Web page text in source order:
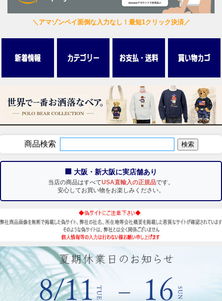
＼アマゾンペイ面倒な入力なし！最短1クリック決済／
商品検索
🏢 大阪・新大阪に実店舗あり
当店の商品はすべてUSA直輸入の正規品です。
安心してお買い物をお楽しみください。